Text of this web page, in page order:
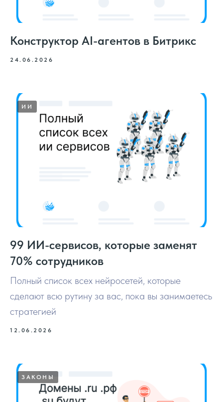
Конструктор AI-агентов в Битрикс
24.06.2026
ИИ
99 ИИ-сервисов, которые заменят
70% сотрудников
Полный список всех нейросетей, которые
сделают всю рутину за вас, пока вы занимаетесь
стратегией
12.06.2026
ЗАКОНЫ